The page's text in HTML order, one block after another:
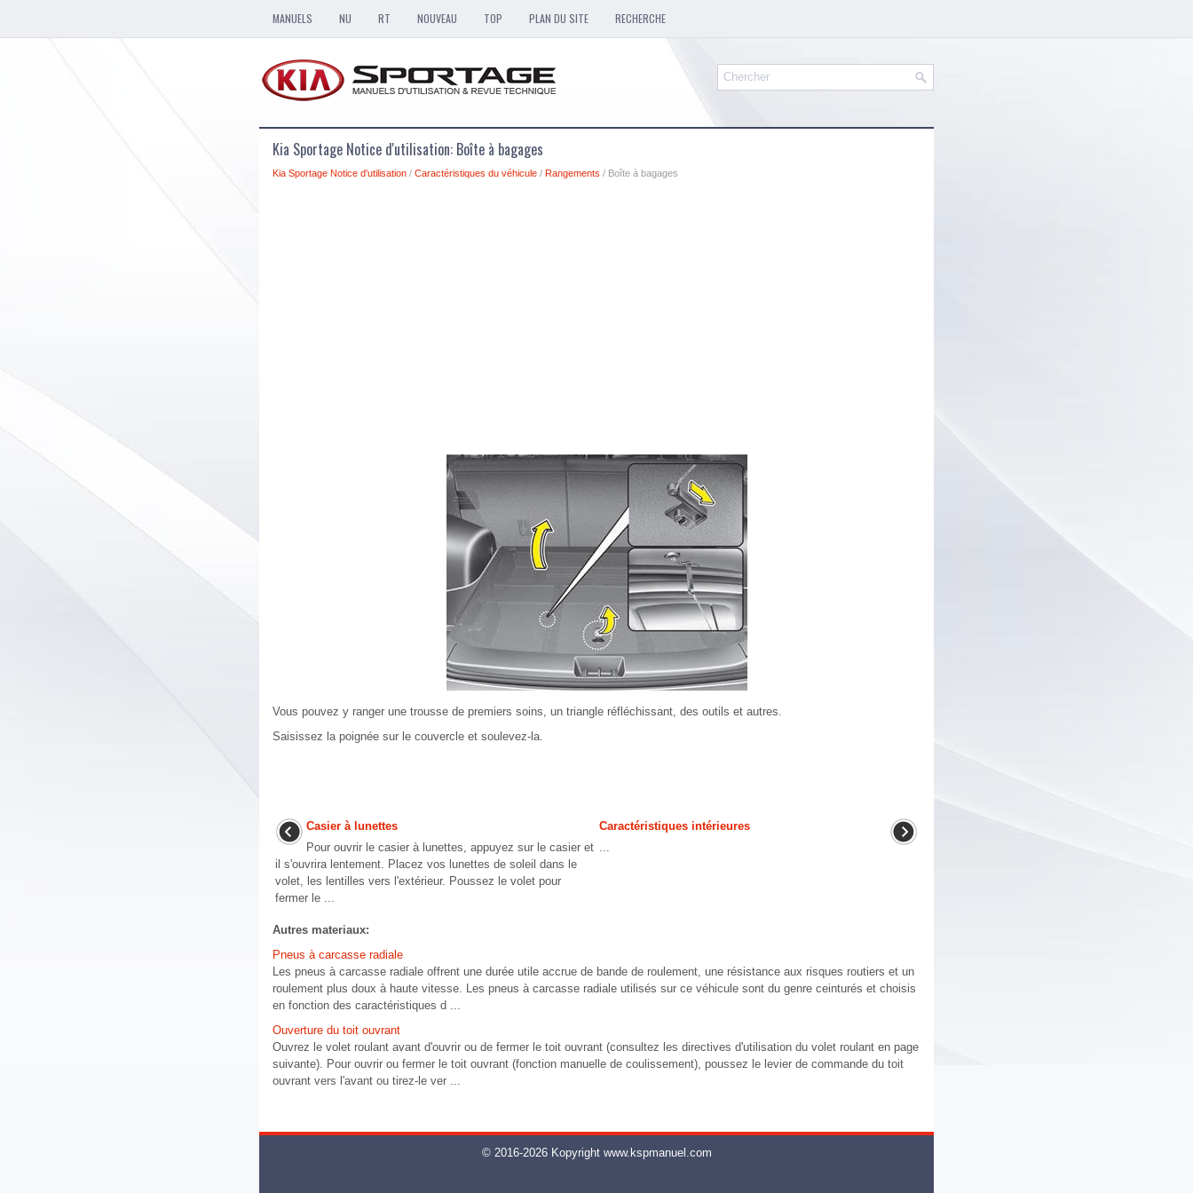
MANUELS NU RT NOUVEAU TOP PLAN DU SITE RECHERCHE
Kia Sportage Notice d'utilisation: Boîte à bagages
Kia Sportage Notice d'utilisation / Caractéristiques du véhicule / Rangements / Boîte à bagages
Vous pouvez y ranger une trousse de premiers soins, un triangle réfléchissant, des outils et autres.
Saisissez la poignée sur le couvercle et soulevez-la.
Casier à lunettes
Pour ouvrir le casier à lunettes, appuyez sur le casier et
il s'ouvrira lentement. Placez vos lunettes de soleil dans le
volet, les lentilles vers l'extérieur. Poussez le volet pour
fermer le ...
Caractéristiques intérieures
...
Autres materiaux:
Pneus à carcasse radiale
Les pneus à carcasse radiale offrent une durée utile accrue de bande de roulement, une résistance aux risques routiers et un
roulement plus doux à haute vitesse. Les pneus à carcasse radiale utilisés sur ce véhicule sont du genre ceinturés et choisis
en fonction des caractéristiques d ...
Ouverture du toit ouvrant
Ouvrez le volet roulant avant d'ouvrir ou de fermer le toit ouvrant (consultez les directives d'utilisation du volet roulant en page
suivante). Pour ouvrir ou fermer le toit ouvrant (fonction manuelle de coulissement), poussez le levier de commande du toit
ouvrant vers l'avant ou tirez-le ver ...
© 2016-2026 Kopyright www.kspmanuel.com